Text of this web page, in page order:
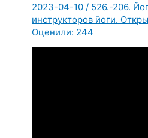
2023-04-10 / 526.-206.
инструкторов йоги.
Оценили: 244